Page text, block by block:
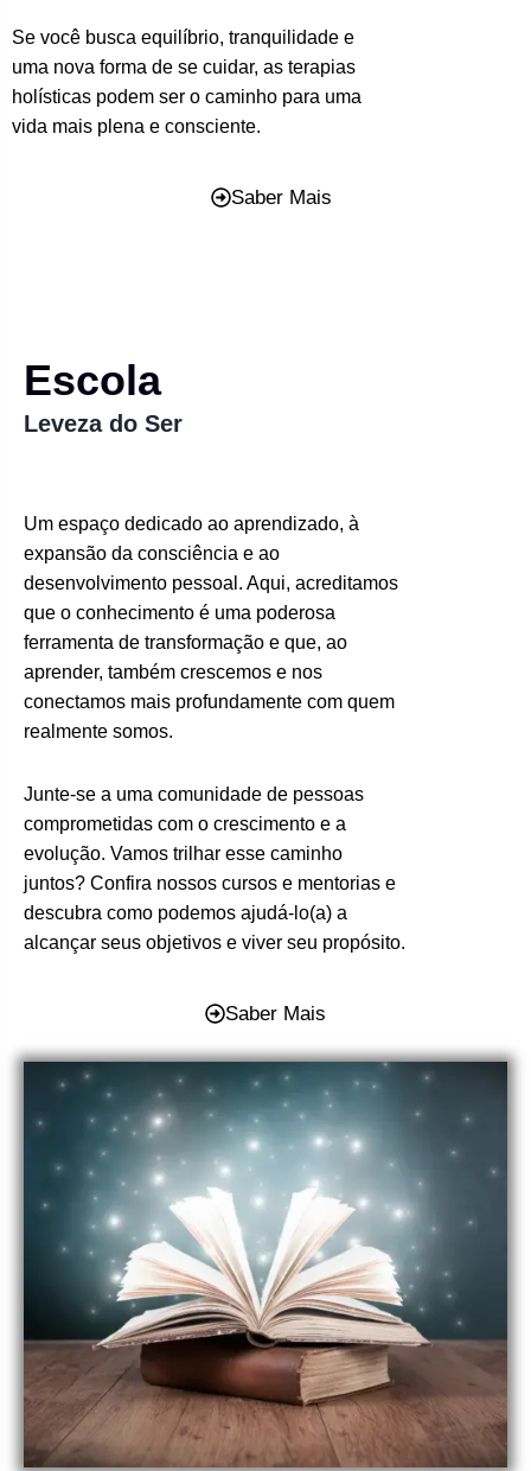
Se você busca equilíbrio, tranquilidade e
uma nova forma de se cuidar, as terapias
holísticas podem ser o caminho para uma
vida mais plena e consciente.
Saber Mais
Escola
Leveza do Ser
Um espaço dedicado ao aprendizado, à
expansão da consciência e ao
desenvolvimento pessoal. Aqui, acreditamos
que o conhecimento é uma poderosa
ferramenta de transformação e que, ao
aprender, também crescemos e nos
conectamos mais profundamente com quem
realmente somos.
Junte-se a uma comunidade de pessoas
comprometidas com o crescimento e a
evolução. Vamos trilhar esse caminho
juntos? Confira nossos cursos e mentorias e
descubra como podemos ajudá-lo(a) a
alcançar seus objetivos e viver seu propósito.
Saber Mais